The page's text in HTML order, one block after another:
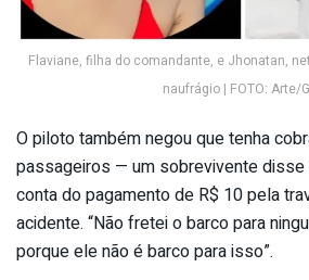
Flaviane, filha do comandante, e Jhonatan,
naufrágio | FOTO: Arte/
O piloto também negou que tenha
passageiros — um sobrevivente disse
conta do pagamento de R$ 10 pela
acidente. “Não fretei o barco para
porque ele não é barco para isso”.